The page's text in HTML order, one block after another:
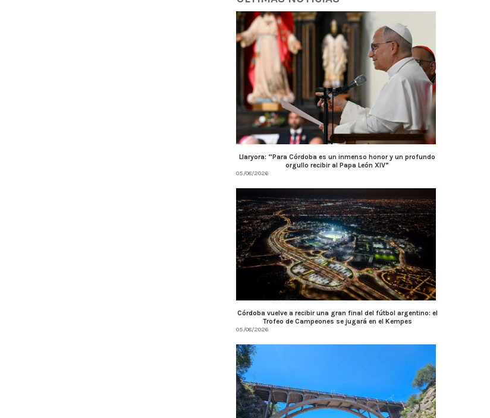
Llaryora: “Para Córdoba es un inmenso honor y un profundo
orgullo recibir al Papa León XIV”
05/08/2026
Córdoba vuelve a recibir una gran final del fútbol argentino: el
Trofeo de Campeones se jugará en el Kempes
05/08/2026